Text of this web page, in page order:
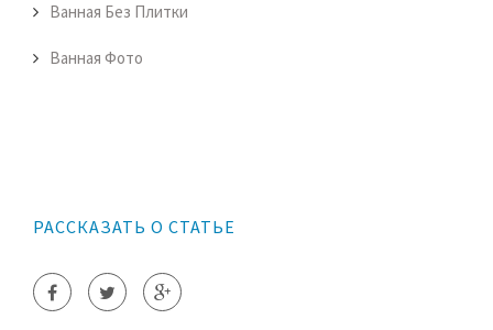
Ванная Без Плитки
Ванная Фото
РАССКАЗАТЬ О СТАТЬЕ